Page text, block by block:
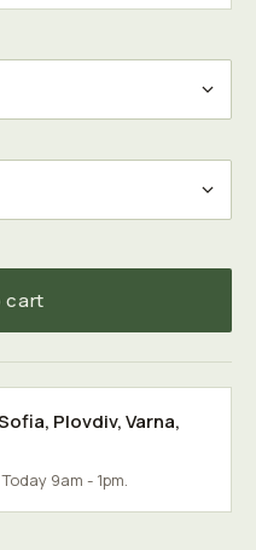
cart
, Plovdiv,Varna,
9am - 1pm.